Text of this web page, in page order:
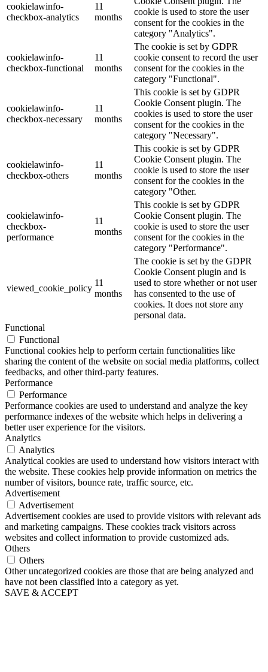
cookielawinfo-
checkbox-analytics
11
months
cookie is used to store the user
consent for the cookies in the
category "Analytics".
cookielawinfo-
checkbox-functional
11
months
The cookie is set by GDPR
cookie consent to record the user
consent for the cookies in the
category "Functional".
cookielawinfo-
checkbox-necessary
11
months
This cookie is set by GDPR
Cookie Consent plugin. The
cookies is used to store the user
consent for the cookies in the
category "Necessary".
cookielawinfo-
checkbox-others
11
months
This cookie is set by GDPR
Cookie Consent plugin. The
cookie is used to store the user
consent for the cookies in the
category "Other.
cookielawinfo-
checkbox-
performance
11
months
This cookie is set by GDPR
Cookie Consent plugin. The
cookie is used to store the user
consent for the cookies in the
category "Performance".
viewed_cookie_policy
11
months
The cookie is set by the GDPR
Cookie Consent plugin and is
used to store whether or not user
has consented to the use of
cookies. It does not store any
personal data.
Functional
Functional
Functional cookies help to perform certain functionalities like
sharing the content of the website on social media platforms, collect
feedbacks, and other third-party features.
Performance
Performance
Performance cookies are used to understand and analyze the key
performance indexes of the website which helps in delivering a
better user experience for the visitors.
Analytics
Analytics
Analytical cookies are used to understand how visitors interact with
the website. These cookies help provide information on metrics the
number of visitors, bounce rate, traffic source, etc.
Advertisement
Advertisement
Advertisement cookies are used to provide visitors with relevant ads
and marketing campaigns. These cookies track visitors across
websites and collect information to provide customized ads.
Others
Others
Other uncategorized cookies are those that are being analyzed and
have not been classified into a category as yet.
SAVE & ACCEPT